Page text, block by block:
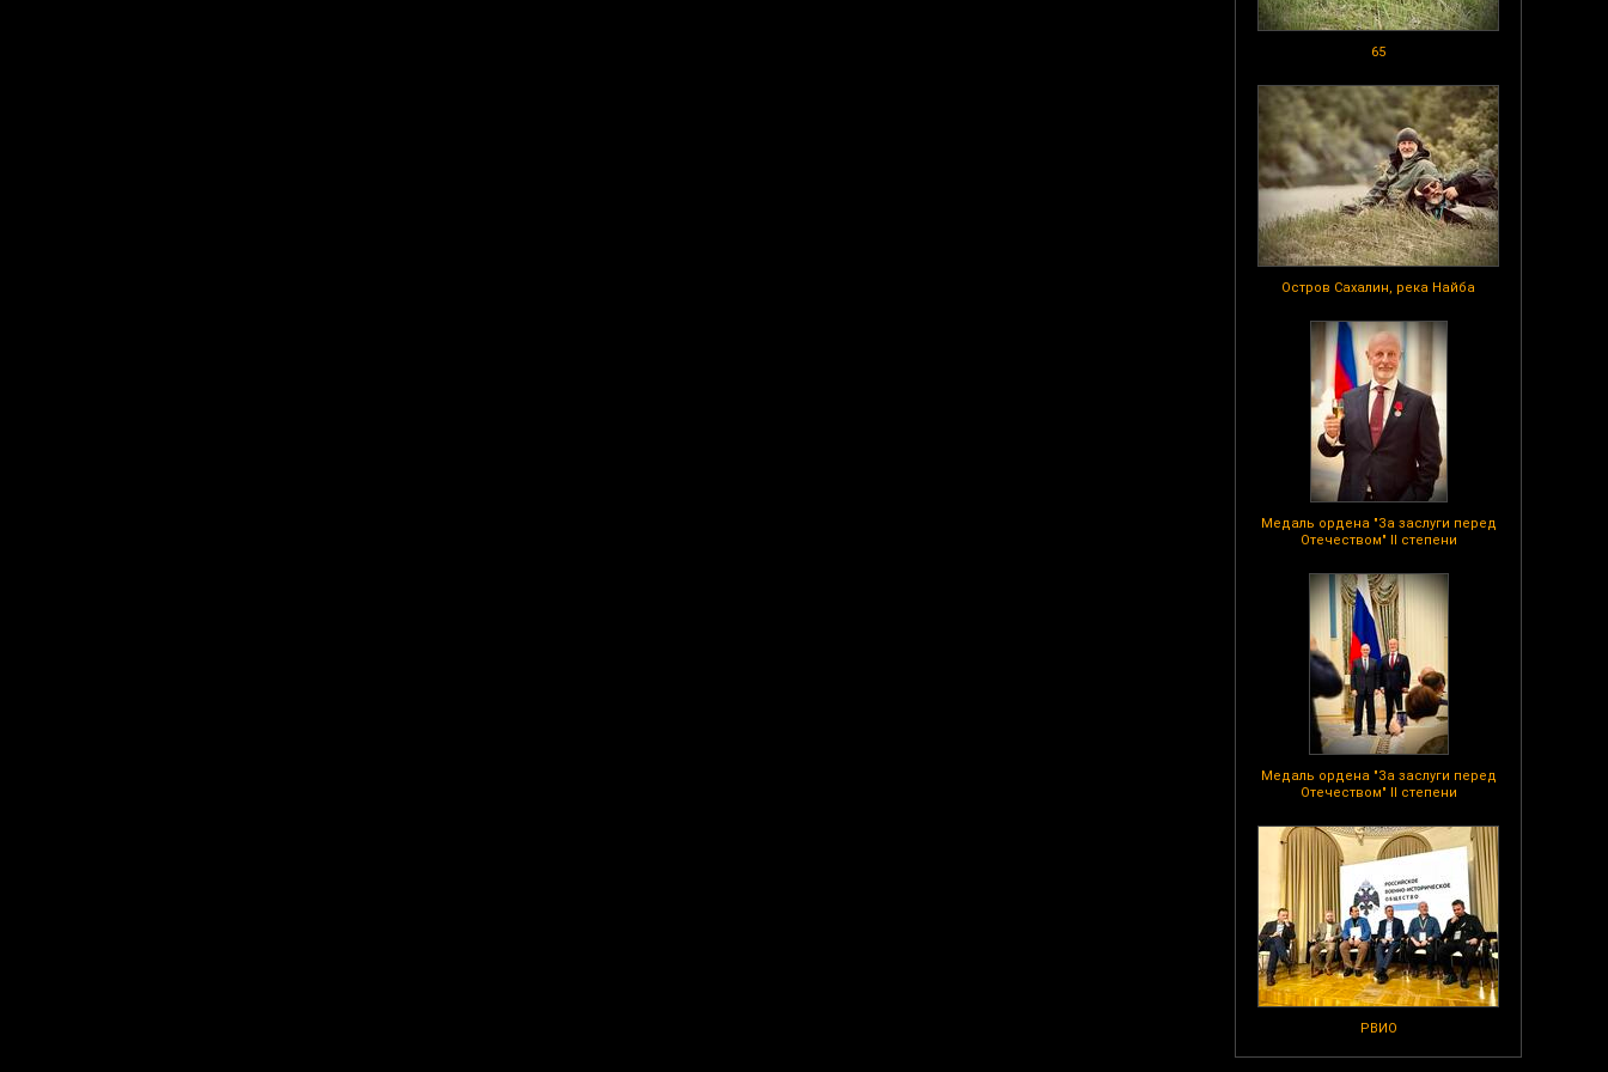
65
Остров Сахалин, река Найба
Медаль ордена "За заслуги перед
Отечеством" II степени
Медаль ордена "За заслуги перед
Отечеством" II степени
РВИО